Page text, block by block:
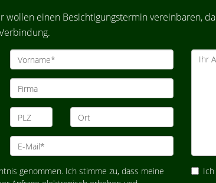
wollen einen Besichtigungstermin vereinbaren,
genommen. Ich stimme zu, dass meine